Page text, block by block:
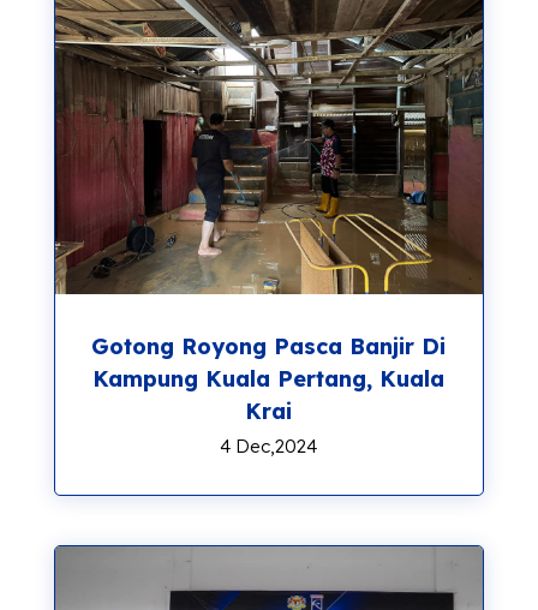
Gotong Royong Pasca Banjir Di
Kampung Kuala Pertang, Kuala
Krai
4 Dec,2024